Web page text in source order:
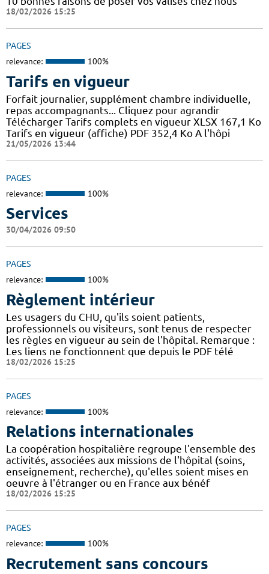
18/02/2026 15:25
PAGES
relevance: 100%
Tarifs en vigueur
Forfait journalier, supplément chambre individuelle,
repas accompagnants... Cliquez pour agrandir
Télécharger Tarifs complets en vigueur XLSX 167,1 Ko
Tarifs en vigueur (affiche) PDF 352,4 Ko A l'hôpi
21/05/2026 13:44
PAGES
relevance: 100%
Services
30/04/2026 09:50
PAGES
relevance: 100%
Règlement intérieur
Les usagers du CHU, qu'ils soient patients,
professionnels ou visiteurs, sont tenus de respecter
les règles en vigueur au sein de l'hôpital. Remarque :
Les liens ne fonctionnent que depuis le PDF télé
18/02/2026 15:25
PAGES
relevance: 100%
Relations internationales
La coopération hospitalière regroupe l'ensemble des
activités, associées aux missions de l'hôpital (soins,
enseignement, recherche), qu'elles soient mises en
oeuvre à l'étranger ou en France aux bénéf
18/02/2026 15:25
PAGES
relevance: 100%
Recrutement sans concours